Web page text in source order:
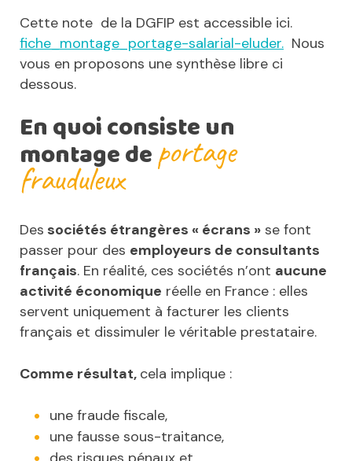
Cette note de la DGFIP est accessible ici.
fiche_montage_portage-salarial-eluder. Nous
vous en proposons une synthèse libre ci
dessous.
En quoi consiste un
montage deportage
frauduleux
Des sociétés étrangères « écrans » se font
passer pour des employeurs de consultants
français. En réalité, ces sociétés n’ont aucune
activité économique réelle en France : elles
servent uniquement à facturer les clients
français et dissimuler le véritable prestataire.
Comme résultat, cela implique :
une fraude fiscale,
une fausse sous-traitance,